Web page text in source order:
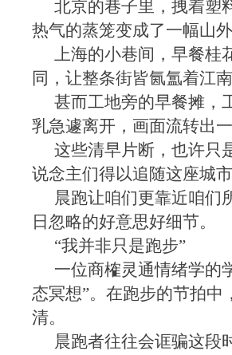
北京的巷子里，拽着塑
热气的蒸笼变成了一幅山
上海的小巷间，早餐桂
同，让整条街皆氤氲着江
甚而工地旁的早餐摊，
乳急遽离开，画面流转出
这些清早片断，也许只
说念主们得以追随这座城
晨跑让咱们更靠近咱们
日忽略的好意思好细节。
“我并非只是跑步”
一位商榷灵通情绪学的
态冥想”。在跑步的节拍
清。
晨跑者往往会诓骗这段